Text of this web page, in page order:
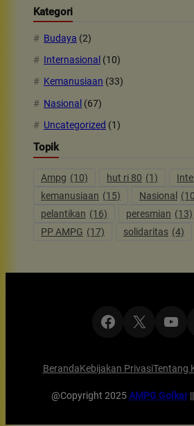
Kategori
Budaya (2)
Internasional (10)
Kemanusiaan (33)
Nasional (67)
Uncategorized (1)
Topik
Ampg (10) hut ri 80 (1)
kemanusiaan (15) Nasional
pelantikan (16) peresmian (13)
PP AMPG (17) solidaritas (4)
Facebook
X
BerandaKebijakan PrivasiTentang
@Copyright 2025AMPG Golkar